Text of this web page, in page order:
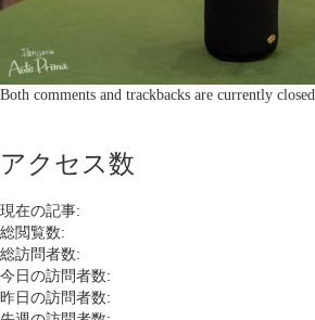
Both comments and trackbacks are currently closed.
アクセス数
現在の記事:
総閲覧数:
総訪問者数:
今日の訪問者数:
昨日の訪問者数: